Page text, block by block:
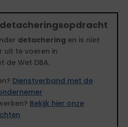
detacheringsopdracht
detachering en is niet
uit te voeren in
de Wet DBA.
Dienstverband met de
Bekijk hier onze